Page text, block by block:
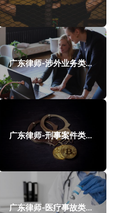
广东律师-涉外业务类案件案例
广东律师-刑事案件类案例
广东律师-医疗事故类案件案例